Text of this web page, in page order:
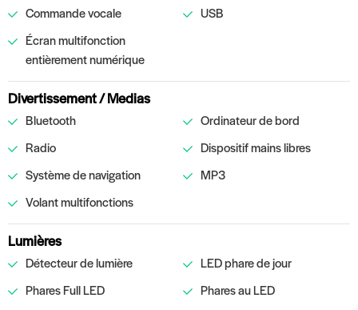
Commande vocale
USB
Écran multifonction
entièrement numérique
Divertissement / Medias
Bluetooth
Ordinateur de bord
Radio
Dispositif mains libres
Système de navigation
MP3
Volant multifonctions
Lumières
Détecteur de lumière
LED phare de jour
Phares Full LED
Phares au LED